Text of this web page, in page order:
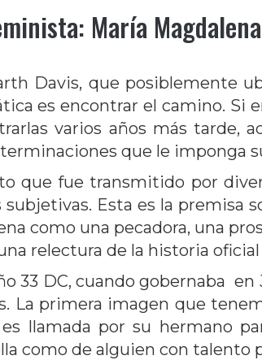
María
Davis, que posiblemente
es encontrar el camino. Si
varios años más tarde,
que le imponga
que fue transmitido por
Esta es la premisa
como una pecadora, una
relectura de la historia
33 DC, cuando gobernaba
La primera imagen que
llamada por su hermano
como de alguien con talento